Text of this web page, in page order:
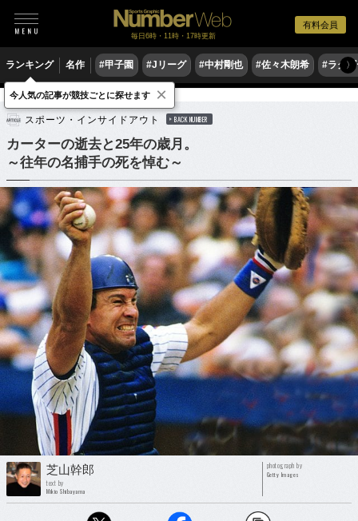
有料会員
毎日6時・11時・17時更新
ランキング 名作 #甲子園 #Jリーグ #中村剛也 #佐々木朗希 #ラグ〉
野球 MLB
スポーツ・インサイドアウト BACK NUMBER
カーターの逝去と25年の歳月。
～往年の名捕手の死を悼む～
芝山幹郎
text by
Mikio Shibayama
photograph by
Getty Images
今人気の記事が競技ごとに探せます ×